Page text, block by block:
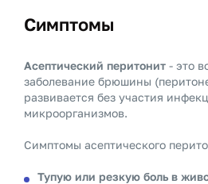
Симптомы
Асептический перитонит - это
заболевание брюшины
развивается без участия
микроорганизмов.
Симптомы асептического
Тупую или резкую боль в